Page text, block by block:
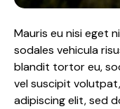
Mauris eu nisi eget
sodales vehicula
blandit tortor eu,
vel suscipit
adipiscing elit, sed